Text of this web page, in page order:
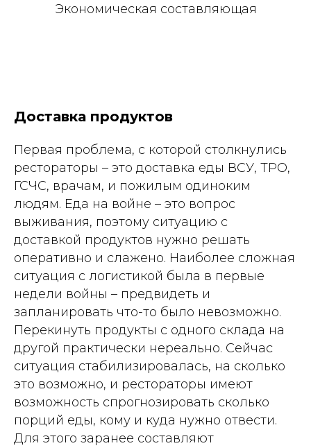
Экономическая составляющая
Доставка продуктов
Первая проблема, с которой столкнулись
рестораторы – это доставка еды ВСУ, ТРО,
ГСЧС, врачам, и пожилым одиноким
людям. Еда на войне – это вопрос
выживания, поэтому ситуацию с
доставкой продуктов нужно решать
оперативно и слажено. Наиболее сложная
ситуация с логистикой была в первые
недели войны – предвидеть и
запланировать что-то было невозможно.
Перекинуть продукты с одного склада на
другой практически нереально. Сейчас
ситуация стабилизировалась, на сколько
это возможно, и рестораторы имеют
возможность спрогнозировать сколько
порций еды, кому и куда нужно отвести.
Для этого заранее составляют